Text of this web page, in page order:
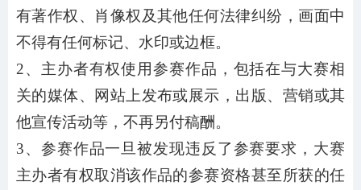
有著作权、肖像权及其他任何法律纠纷，画面中
不得有任何标记、水印或边框。
2、主办者有权使用参赛作品，包括在与大赛相
关的媒体、网站上发布或展示，出版、营销或其
他宣传活动等，不再另付稿酬。
3、参赛作品一旦被发现违反了参赛要求，大赛
主办者有权取消该作品的参赛资格甚至所获的任